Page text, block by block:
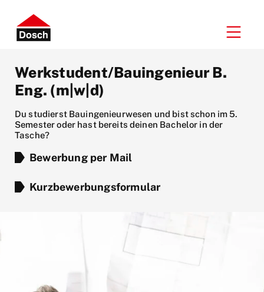
Werkstudent/Bauingenieur B.
Eng. (m|w|d)
Du studierst Bauingenieurwesen und bist schon im 5.
Semester oder hast bereits deinen Bachelor in der
Tasche?
Bewerbung per Mail
Kurzbewerbungsformular